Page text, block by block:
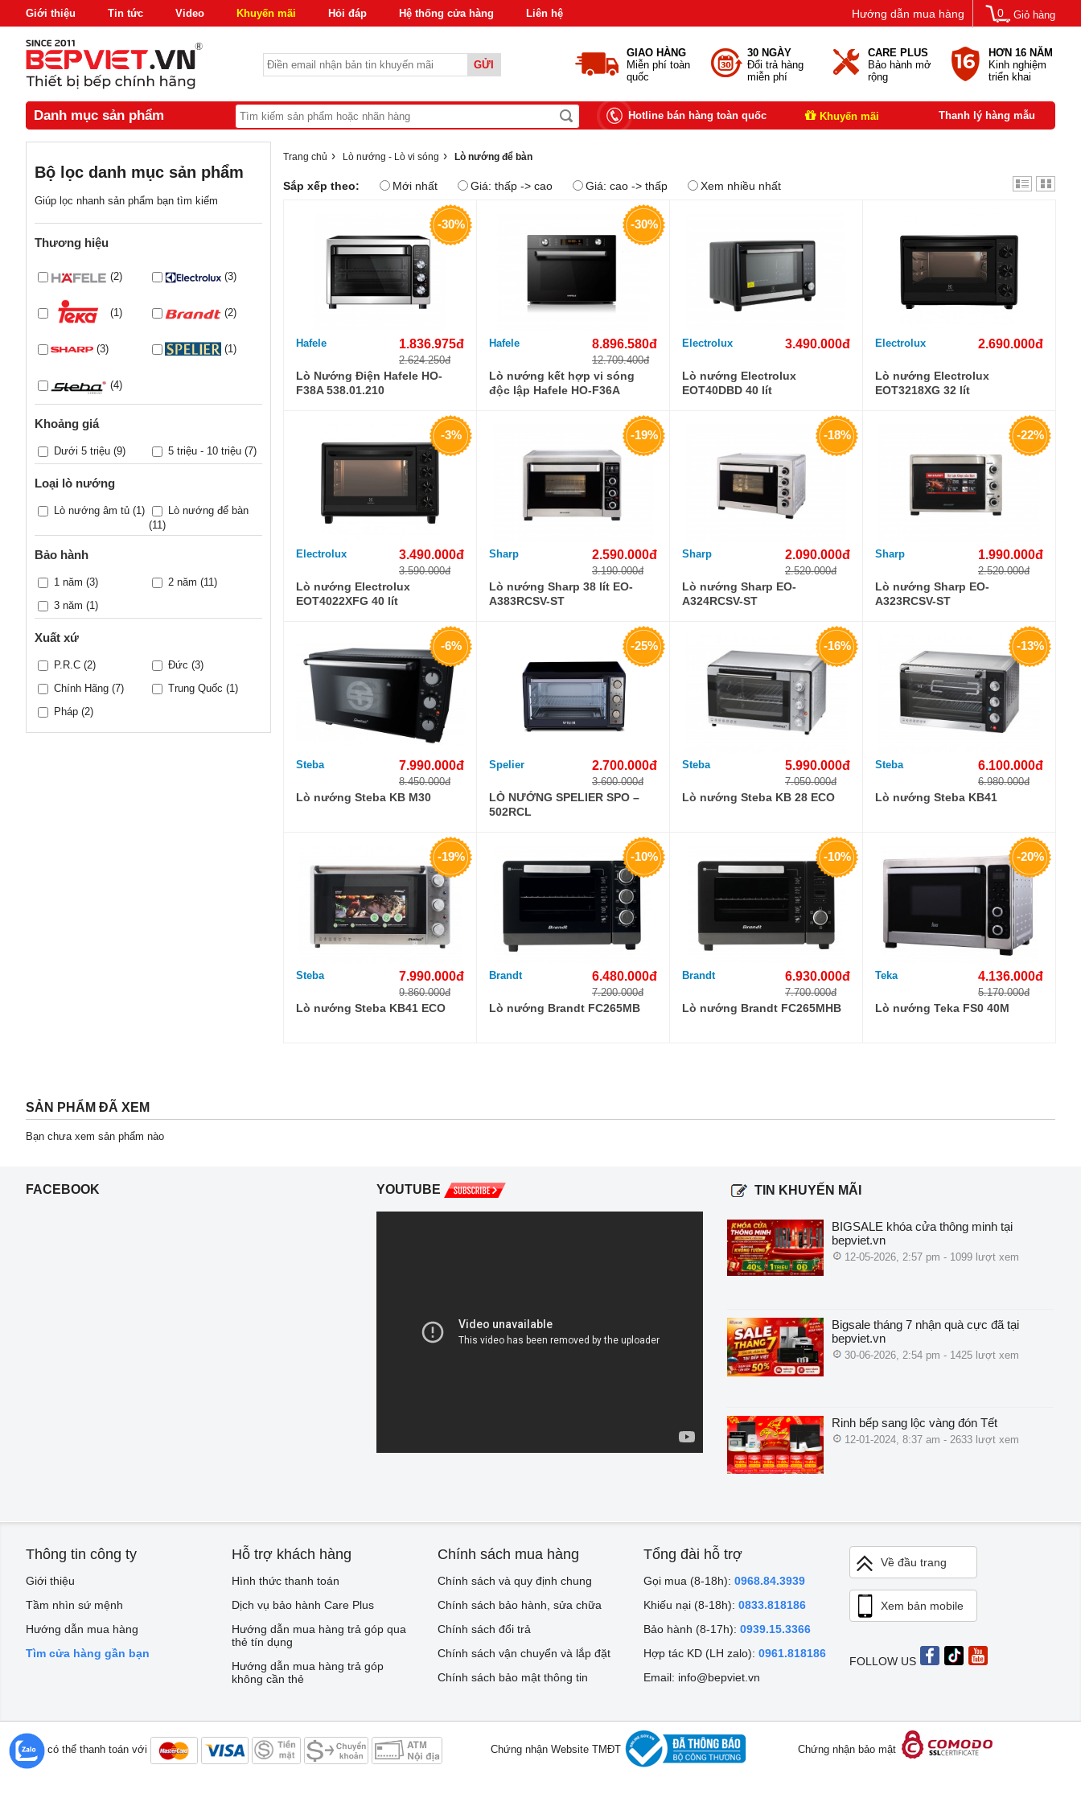
Giới thiệu Tin tức Video Khuyến mãi Hỏi đáp Hệ thống cửa hàng Liên hệ Giỏ hàng
0
Hướng dẫn mua hàng
GỬI
GIAO HÀNG
Miễn phí toàn
quốc
30 NGÀY
Đổi trả hàng
miễn phí
CARE PLUS
Bảo hành mở
rộng
HƠN 16 NĂM
Kinh nghiệm
triển khai
Danh mục sản phẩm Hotline bán hàng toàn quốc Khuyến mãi Thanh lý hàng mẫu
Trang chủ › Lò nướng - Lò vi sóng › Lò nướng để bàn
Sắp xếp theo: Mới nhất Giá: thấp -> cao Giá: cao -> thấp Xem nhiều nhất
-30%
Hafele 1.836.975đ
2.624.250đ
Lò Nướng Điện Hafele HO-
F38A 538.01.210
-30%
Hafele 8.896.580đ
12.709.400đ
Lò nướng kết hợp vi sóng
độc lập Hafele HO-F36A
Electrolux 3.490.000đ
Lò nướng Electrolux
EOT40DBD 40 lít
Electrolux 2.690.000đ
Lò nướng Electrolux
EOT3218XG 32 lít
-3%
Electrolux 3.490.000đ
3.590.000đ
Lò nướng Electrolux
EOT4022XFG 40 lít
-19%
Sharp 2.590.000đ
3.190.000đ
Lò nướng Sharp 38 lít EO-
A383RCSV-ST
-18%
Sharp 2.090.000đ
2.520.000đ
Lò nướng Sharp EO-
A324RCSV-ST
-22%
Sharp 1.990.000đ
2.520.000đ
Lò nướng Sharp EO-
A323RCSV-ST
-6%
Steba 7.990.000đ
8.450.000đ
Lò nướng Steba KB M30
-25%
Spelier 2.700.000đ
3.600.000đ
LÒ NƯỚNG SPELIER SPO –
502RCL
-16%
Steba 5.990.000đ
7.050.000đ
Lò nướng Steba KB 28 ECO
-13%
Steba 6.100.000đ
6.980.000đ
Lò nướng Steba KB41
-19%
Steba 7.990.000đ
9.860.000đ
Lò nướng Steba KB41 ECO
-10%
Brandt 6.480.000đ
7.200.000đ
Lò nướng Brandt FC265MB
-10%
Brandt 6.930.000đ
7.700.000đ
Lò nướng Brandt FC265MHB
-20%
Teka 4.136.000đ
5.170.000đ
Lò nướng Teka FS0 40M
Bộ lọc danh mục sản phẩm
Giúp lọc nhanh sản phẩm bạn tìm kiếm
Thương hiệu
(2) (3)
(1) (2)
(3) (1)
(4)
Khoảng giá
Dưới 5 triệu (9) 5 triệu - 10 triệu (7)
Loại lò nướng
Lò nướng âm tủ (1)
Lò nướng để bàn
(11)
Bảo hành
1 năm (3) 2 năm (11)
3 năm (1)
Xuất xứ
P.R.C (2) Đức (3)
Chính Hãng (7) Trung Quốc (1)
Pháp (2)
SẢN PHẨM ĐÃ XEM
Bạn chưa xem sản phẩm nào
FACEBOOK YOUTUBE TIN KHUYẾN MÃI
BIGSALE khóa cửa thông minh tại
bepviet.vn
12-05-2026, 2:57 pm - 1099 lượt xem
Bigsale tháng 7 nhận quà cực đã tại
bepviet.vn
30-06-2026, 2:54 pm - 1425 lượt xem
Rinh bếp sang lộc vàng đón Tết
12-01-2024, 8:37 am - 2633 lượt xem
Thông tin công ty
Giới thiệu
Tầm nhìn sứ mệnh
Hướng dẫn mua hàng
Tìm cửa hàng gần bạn
Hỗ trợ khách hàng
Hình thức thanh toán
Dịch vụ bảo hành Care Plus
Hướng dẫn mua hàng trả góp qua
thẻ tín dụng
Hướng dẫn mua hàng trả góp
không cần thẻ
Chính sách mua hàng
Chính sách và quy định chung
Chính sách bảo hành, sửa chữa
Chính sách đổi trả
Chính sách vận chuyển và lắp đặt
Chính sách bảo mật thông tin
Tổng đài hỗ trợ
Gọi mua (8-18h): 0968.84.3939
Khiếu nại (8-18h): 0833.818186
Bảo hành (8-17h): 0939.15.3366
Hợp tác KD (LH zalo): 0961.818186
Email: info@bepviet.vn
Về đầu trang
Xem bản mobile
FOLLOW US
Bạn có thể thanh toán với Chứng nhận Website TMĐT Chứng nhận bảo mật